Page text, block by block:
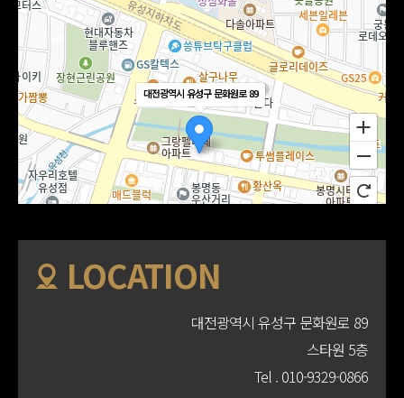
대전광역시 유성구 문화원로 89
100m
LOCATION
대전광역시 유성구 문화원로 89
스타원 5층
Tel . 010-9329-0866